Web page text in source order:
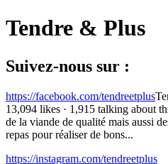
Tendre & Plus
Suivez-nous sur :
https://facebook.com/tendreetplus
13,094 likes · 1,915 talking about
de la viande de qualité mais aussi
repas pour réaliser de bons...
https://instagram.com/tendreetplus